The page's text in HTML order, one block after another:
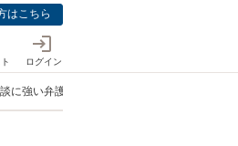
はこちら
ログイン
に強い弁護士